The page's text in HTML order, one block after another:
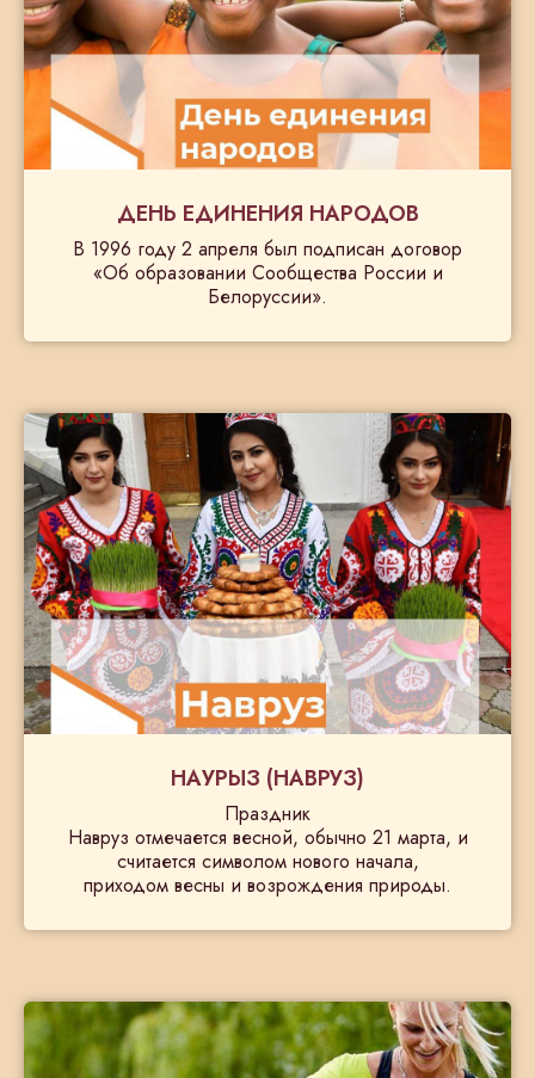
ДЕНЬ ЕДИНЕНИЯ НАРОДОВ
В 1996 году 2 апреля был подписан договор
«Об образовании Сообщества России и
Белоруссии».
НАУРЫЗ (НАВРУЗ)
Праздник
Навруз отмечается весной, обычно 21 марта, и
считается символом нового начала,
приходом весны и возрождения природы.